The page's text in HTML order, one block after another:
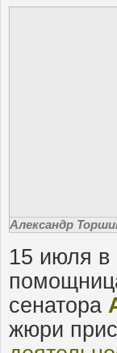
Александр
15 июля
сенатора
жюри